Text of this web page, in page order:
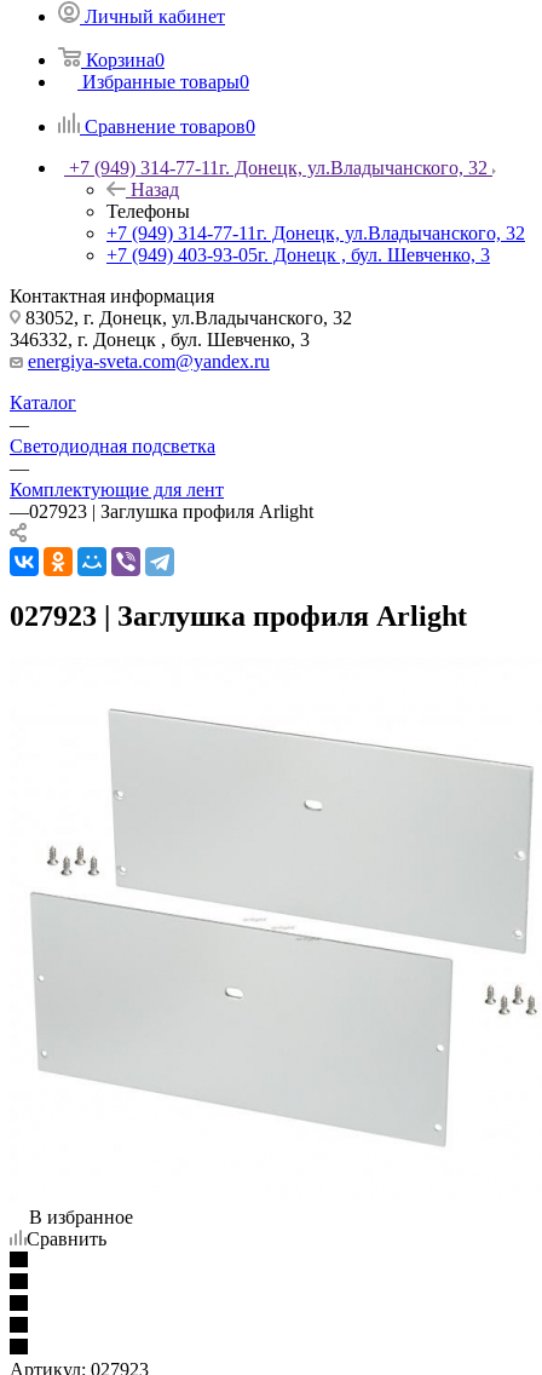
Личный кабинет
Корзина0
Избранные товары0
Сравнение товаров0
+7 (949) 314-77-11г. Донецк, ул.Владычанского, 32
Назад
Телефоны
+7 (949) 314-77-11г. Донецк, ул.Владычанского, 32
+7 (949) 403-93-05г. Донецк , бул. Шевченко, 3
Контактная информация
83052, г. Донецк, ул.Владычанского, 32
346332, г. Донецк , бул. Шевченко, 3
energiya-sveta.com@yandex.ru
Каталог
—
Светодиодная подсветка
—
Комплектующие для лент
—027923 | Заглушка профиля Arlight
027923 | Заглушка профиля Arlight
В избранное
Сравнить
Артикул: 027923